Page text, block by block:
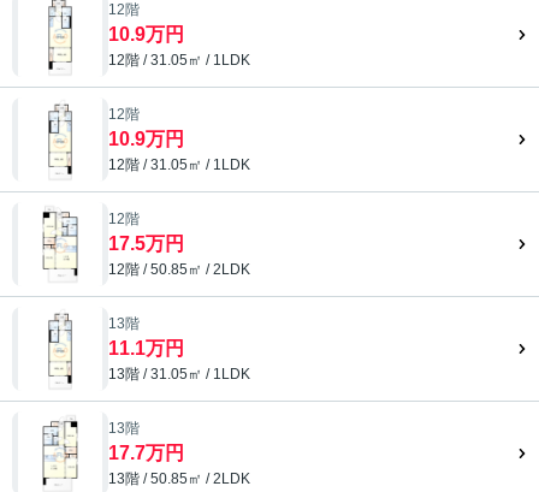
12階
10.9万円
12階 / 31.05㎡ / 1LDK
12階
10.9万円
12階 / 31.05㎡ / 1LDK
12階
17.5万円
12階 / 50.85㎡ / 2LDK
13階
11.1万円
13階 / 31.05㎡ / 1LDK
13階
17.7万円
13階 / 50.85㎡ / 2LDK